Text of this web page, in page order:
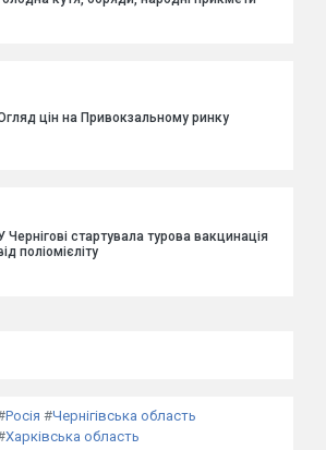
цін на Привокзальному ринку
Чернігові стартувала турова вакцинація
поліомієліту
Росія #Чернігівська область
Харківська область